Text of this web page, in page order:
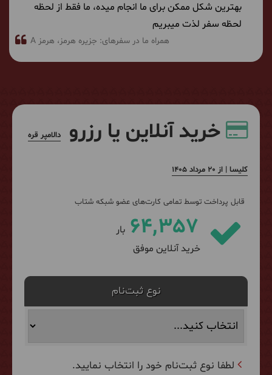
بهترین شکل ممکن برای ما انجام میده، ما فقط از لحظه
لحظه سفر لذت میبریم
همراه ما در سفرهای: جزیره هرمز هرمز A
خرید آنلاین یا رزرو دالامپر قره
کلیسا | از 20 مرداد 1405
قابل پرداخت توسط تمامی کارت‌های عضو شبکه شتاب
64,357 بار
خرید آنلاین موفق
نوع ثبت‌نام
لطفا نوع ثبت‌نام خود را انتخاب نمایید.